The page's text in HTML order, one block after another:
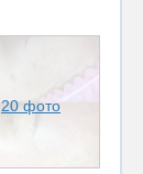
20 фото